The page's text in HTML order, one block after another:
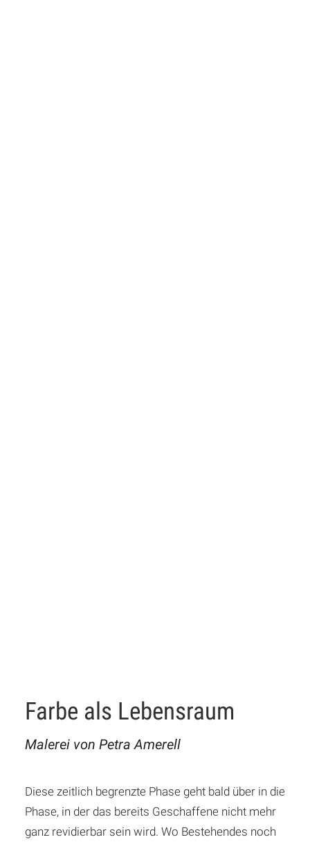
Farbe als Lebensraum
Malerei von Petra Amerell
Diese zeitlich begrenzte Phase geht bald über in die
Phase, in der das bereits Geschaffene nicht mehr
ganz revidierbar sein wird. Wo Bestehendes noch